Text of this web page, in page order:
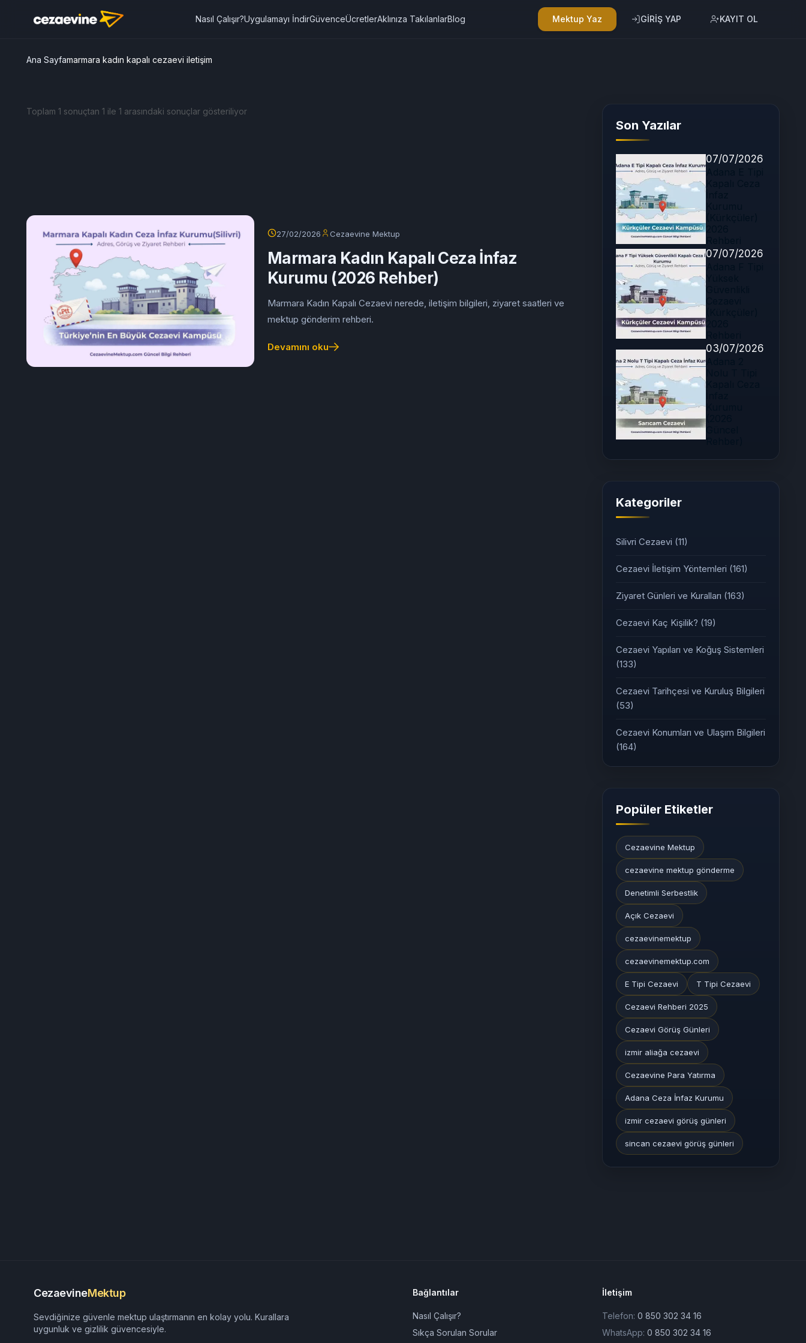
Nasıl Çalışır?Uygulamayı İndirGüvenceÜcretlerAklınıza TakılanlarBlog Mektup Yaz GİRİŞ YAP KAYIT OL
Ana Sayfamarmara kadın kapalı cezaevi iletişim
Toplam 1 sonuçtan 1 ile 1 arasındaki sonuçlar gösteriliyor
27/02/2026 Cezaevine Mektup
Marmara Kadın Kapalı Ceza İnfaz
Kurumu (2026 Rehber)
Marmara Kadın Kapalı Cezaevi nerede, iletişim bilgileri, ziyaret saatleri ve
mektup gönderim rehberi.
Devamını oku
Son Yazılar
07/07/2026
07/07/2026
03/07/2026
Kategoriler
Silivri Cezaevi (11)
Cezaevi İletişim Yöntemleri (161)
Ziyaret Günleri ve Kuralları (163)
Cezaevi Kaç Kişilik? (19)
Cezaevi Yapıları ve Koğuş Sistemleri
(133)
Cezaevi Tarihçesi ve Kuruluş Bilgileri
(53)
Cezaevi Konumları ve Ulaşım Bilgileri
(164)
Popüler Etiketler
Cezaevine Mektup
cezaevine mektup gönderme
Denetimli Serbestlik
Açık Cezaevi
cezaevinemektup
cezaevinemektup.com
E Tipi Cezaevi T Tipi Cezaevi
Cezaevi Rehberi 2025
Cezaevi Görüş Günleri
izmir aliağa cezaevi
Cezaevine Para Yatırma
Adana Ceza İnfaz Kurumu
izmir cezaevi görüş günleri
sincan cezaevi görüş günleri
CezaevineMektup
Sevdiğinize güvenle mektup ulaştırmanın en kolay yolu. Kurallara
uygunluk ve gizlilik güvencesiyle.
Bağlantılar
Nasıl Çalışır?
Sıkça Sorulan Sorular
İletişim
Telefon: 0 850 302 34 16
WhatsApp: 0 850 302 34 16